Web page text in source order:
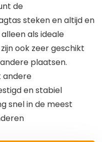
de
steken en altijd en
als ideale
ook zeer geschikt
plaatsen.
andere
en stabiel
snel in de meest